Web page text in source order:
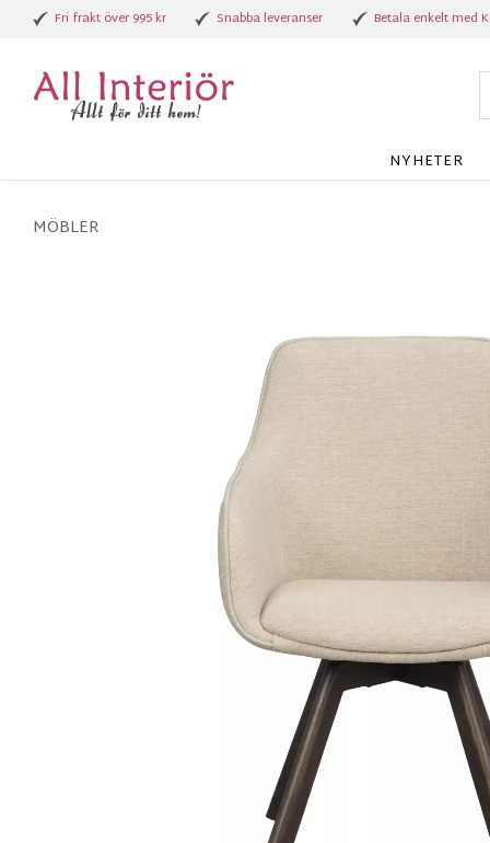
Fri frakt över 995 kr Snabba leveranser Betala enkelt med
NYHETER
MÖBLER